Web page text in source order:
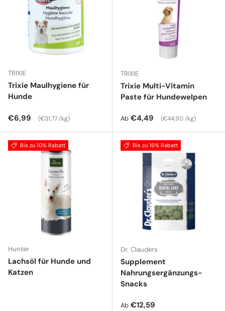
TRIXIE
Trixie Maulhygiene für
Hunde
Normaler Preis
€6,99 Grundpreis
€31,77 /kg
TRIXIE
Trixie Multi-Vitamin
Paste für Hundewelpen
Normaler Preis
Ab €4,49 Grundpreis
€44,90 /kg
Bis zu 10% Rabatt
Hunter
Lachsöl für Hunde und
Katzen
Bis zu 16% Rabatt
Dr. Clauders
Supplement
Nahrungsergänzungs-
Snacks
Verkaufspreis
Ab €12,59